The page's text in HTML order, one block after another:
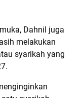
Dahnil juga
melakukan
syarikah yang